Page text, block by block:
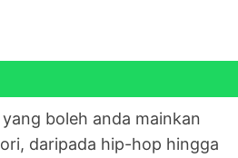
boleh anda mainkan
daripada hip-hop hingga